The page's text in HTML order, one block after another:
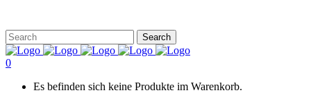
0
Es befinden sich keine Produkte im Warenkorb.